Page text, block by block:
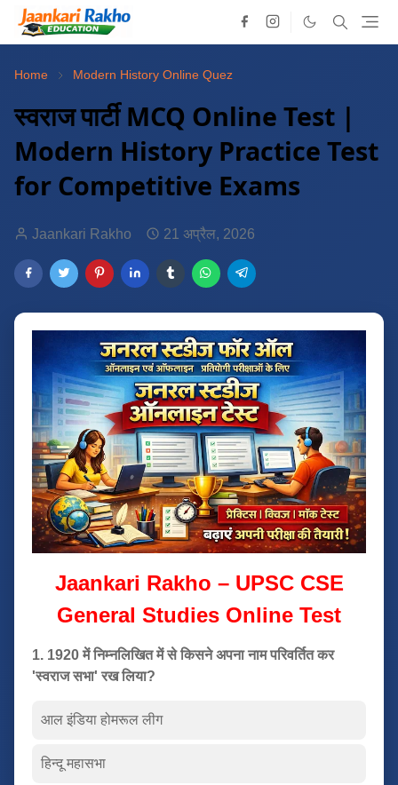
Home Modern History Online Quez
स्वराज पार्टी MCQ Online Test |
Modern History Practice Test
for Competitive Exams
Jaankari Rakho 21 अप्रैल, 2026
Jaankari Rakho – UPSC CSE
General Studies Online Test
1. 1920 में निम्नलिखित में से किसने अपना नाम परिवर्तित कर
'स्वराज सभा' रख लिया?
आल इंडिया होमरूल लीग
हिन्दू महासभा